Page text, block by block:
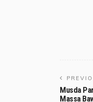
Musda
Massa